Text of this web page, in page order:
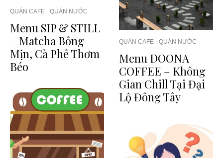
QUÁN CAFE QUÁN NƯỚC
Menu SIP & STILL
– Matcha Bông
Mịn, Cà Phê Thơm
Béo
QUÁN CAFE QUÁN NƯỚC
Menu DOONA
COFFEE – Không
Gian Chill Tại Đại
Lộ Đông Tây